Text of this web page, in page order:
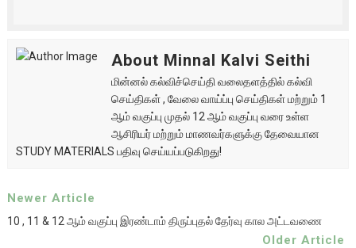
About Minnal Kalvi Seithi
மின்னல் கல்விச்செய்தி வலைதளத்தில் கல்வி
செய்திகள் , வேலை வாய்ப்பு செய்திகள் மற்றும் 1
ஆம் வகுப்பு முதல் 12 ஆம் வகுப்பு வரை உள்ள
ஆசிரியர் மற்றும் மாணவர்களுக்கு தேவையான
STUDY MATERIALS பதிவு செய்யப்படுகிறது!
Newer Article
10 , 11 & 12 ஆம் வகுப்பு இரண்டாம் திருப்புதல் தேர்வு கால அட்டவணை
Older Article